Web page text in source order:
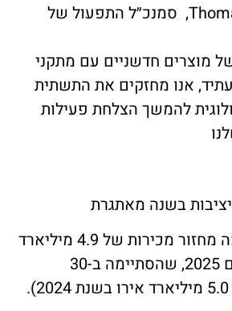
לדברי Thomas Spiering, סמנכ״ל התפעול של
חדשניים עם מתקני
מחזקים את התשתית
להמשך הצלחת פעילות
קבוצת Claas רשמה מחזור מכירות של 4.9 מיליארד
אירו בשנת הכספים 2025, שהסתיימה ב-30